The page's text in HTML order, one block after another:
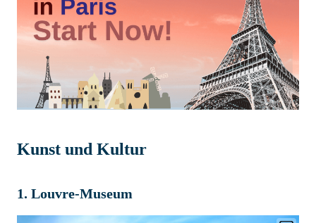
Kunst und Kultur
1. Louvre-Museum